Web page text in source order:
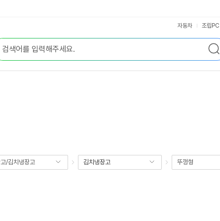
검
색
자동차 조립PC
/김치냉장고 김치냉장고 뚜껑형